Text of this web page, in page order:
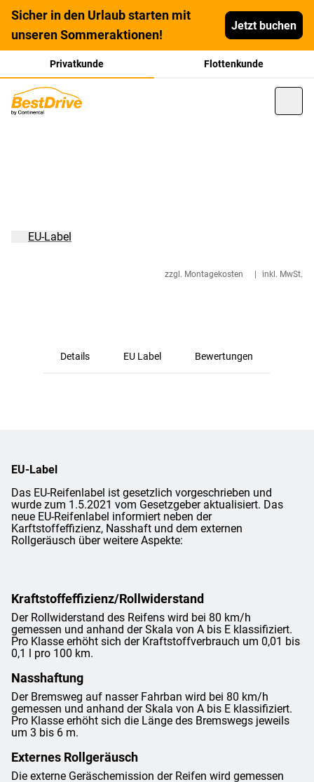
Sicher in den Urlaub starten mit
unseren Sommeraktionen!
Jetzt buchen
Privatkunde Flottenkunde
zzgl. Montagekosten inkl. MwSt.
EU-Label
Details EU Label Bewertungen
EU-Label
Das EU-Reifenlabel ist gesetzlich vorgeschrieben und
wurde zum 1.5.2021 vom Gesetzgeber aktualisiert. Das
neue EU-Reifenlabel informiert neben der
Karftstoffeffizienz, Nasshaft und dem externen
Rollgeräusch über weitere Aspekte:
Kraftstoffeffizienz/Rollwiderstand
Der Rollwiderstand des Reifens wird bei 80 km/h
gemessen und anhand der Skala von A bis E klassifiziert.
Pro Klasse erhöht sich der Kraftstoffverbrauch um 0,01 bis
0,1 l pro 100 km.
Nasshaftung
Der Bremsweg auf nasser Fahrban wird bei 80 km/h
gemessen und anhand der Skala von A bis E klassifiziert.
Pro Klasse erhöht sich die Länge des Bremswegs jeweils
um 3 bis 6 m.
Externes Rollgeräusch
Die externe Geräschemission der Reifen wird gemessen